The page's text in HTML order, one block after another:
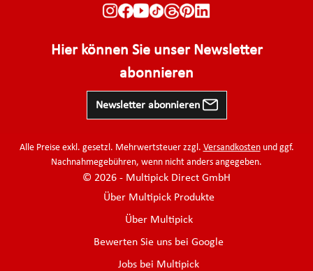
Hier können Sie unser Newsletter
abonnieren
Newsletter abonnieren
Alle Preise exkl. gesetzl. Mehrwertsteuer zzgl. Versandkostenund ggf.
Nachnahmegebühren, wenn nicht anders angegeben.
© 2026 - Multipick Direct GmbH
Über Multipick Produkte
Über Multipick
Bewerten Sie uns bei Google
Jobs bei Multipick